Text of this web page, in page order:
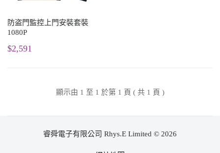
防盗門監控上門安裝套裝
1080P
$2,591
顯示由 1 至 1 於第 1 頁 ( 共 1 頁 )
睿舜電子有限公司 Rhys.E Limited © 2026